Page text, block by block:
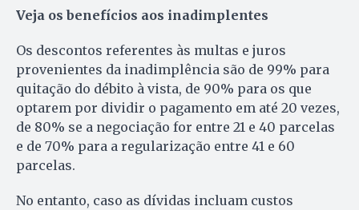
Veja os benefícios aos inadimplentes
Os descontos referentes às multas e juros
provenientes da inadimplência são de 99% para
quitação do débito à vista, de 90% para os que
optarem por dividir o pagamento em até 20 vezes,
de 80% se a negociação for entre 21 e 40 parcelas
e de 70% para a regularização entre 41 e 60
parcelas.
No entanto, caso as dívidas incluam custos